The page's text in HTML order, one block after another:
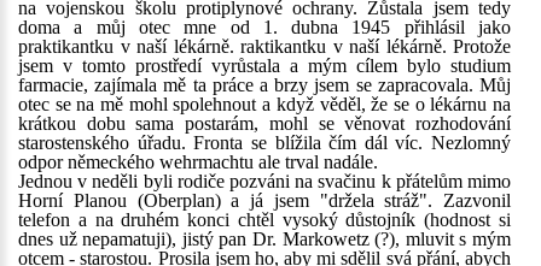
na vojenskou školu protiplynové ochrany. Zůstala jsem tedy
doma a můj otec mne od 1. dubna 1945 přihlásil jako
praktikantku v naší lékárně. raktikantku v naší lékárně. Protože
jsem v tomto prostředí vyrůstala a mým cílem bylo studium
farmacie, zajímala mě ta práce a brzy jsem se zapracovala. Můj
otec se na mě mohl spolehnout a když věděl, že se o lékárnu na
krátkou dobu sama postarám, mohl se věnovat rozhodování
starostenského úřadu. Fronta se blížila čím dál víc. Nezlomný
odpor německého wehrmachtu ale trval nadále.
Jednou v neděli byli rodiče pozváni na svačinu k přátelům mimo
Horní Planou (Oberplan) a já jsem "držela stráž". Zazvonil
telefon a na druhém konci chtěl vysoký důstojník (hodnost si
dnes už nepamatuji), jistý pan Dr. Markowetz (?), mluvit s mým
otcem - starostou. Prosila jsem ho, aby mi sdělil svá přání, abych